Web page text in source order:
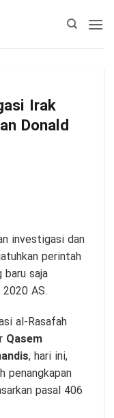
Irak
Donald
investigasi dan
perintah
baru saja
AS.
al-Rasafah
Qasem
, hari ini,
penangkapan
pasal 406